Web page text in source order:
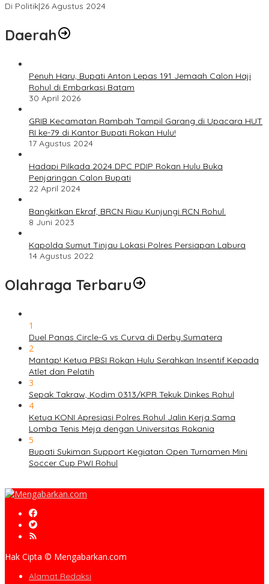
Di Politik|26 Agustus 2024
Daerah
Penuh Haru, Bupati Anton Lepas 191 Jemaah Calon Haji
Rohul di Embarkasi Batam
30 April 2026
GRIB Kecamatan Rambah Tampil Garang di Upacara HUT
RI ke-79 di Kantor Bupati Rokan Hulu!
17 Agustus 2024
Hadapi Pilkada 2024 DPC PDIP Rokan Hulu Buka
Penjaringan Calon Bupati
22 April 2024
Bangkitkan Ekraf, BRCN Riau Kunjungi RCN Rohul.
8 Juni 2023
Kapolda Sumut Tinjau Lokasi Polres Persiapan Labura
14 Agustus 2022
Olahraga Terbaru
1
Duel Panas Circle-G vs Curva di Derby Sumatera
2
Mantap! Ketua PBSI Rokan Hulu Serahkan Insentif Kepada
Atlet dan Pelatih
3
Sepak Takraw, Kodim 0313/KPR Tekuk Dinkes Rohul
4
Ketua KONI Apresiasi Polres Rohul Jalin Kerja Sama
Lomba Tenis Meja dengan Universitas Rokania
5
Bupati Sukiman Support Kegiatan Open Turnamen Mini
Soccer Cup PWI Rohul
Hak Cipta © Mengabarkan.com
Alamat Redaksi